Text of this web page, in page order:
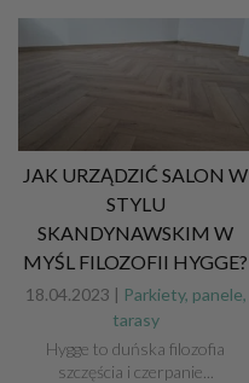
JAK URZĄDZIĆ SALON W
STYLU
SKANDYNAWSKIM W
MYŚL FILOZOFII HYGGE?
18.04.2023 | Parkiety, panele,
tarasy
Hygge to duńska filozofia
szczęścia i czerpanie...